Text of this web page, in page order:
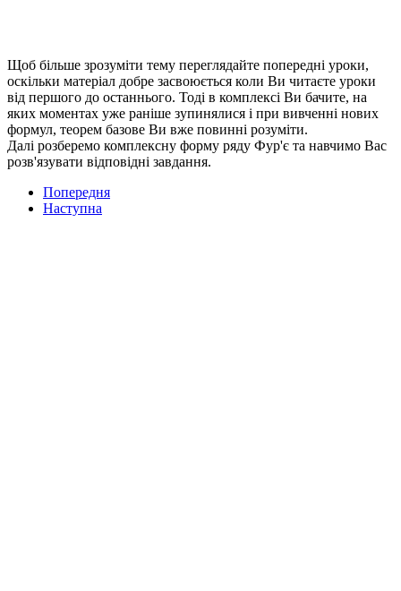
Щоб більше зрозуміти тему переглядайте попередні уроки,
оскільки матеріал добре засвоюється коли Ви читаєте уроки
від першого до останнього. Тоді в комплексі Ви бачите, на
яких моментах уже раніше зупинялися і при вивченні нових
формул, теорем базове Ви вже повинні розуміти.
Далі розберемо комплексну форму ряду Фур'є та навчимо Вас
розв'язувати відповідні завдання.
Попередня
Наступна